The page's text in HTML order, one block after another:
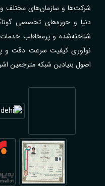
دنیا و حوزه‌های تخصصی
شناخته‌شده و پرمخاطب
نوآوری کیفیت سرعت دقت و
اصول بنیادین شبکه مترجمین